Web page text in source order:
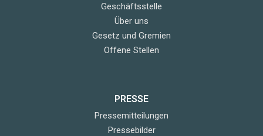
Geschäftsstelle
Über uns
Gesetz und Gremien
Offene Stellen
PRESSE
Pressemitteilungen
Pressebilder